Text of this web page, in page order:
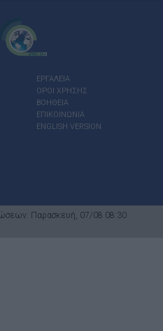
ΕΡΓΑΛΕΙΑ
ΟΡΟΙ ΧΡΗΣΗΣ
ΒΟΗΘΕΙΑ
ΕΠΙΚΟΙΝΩΝΙΑ
ENGLISH VERSION
Παρασκευή, 07/08 08:30